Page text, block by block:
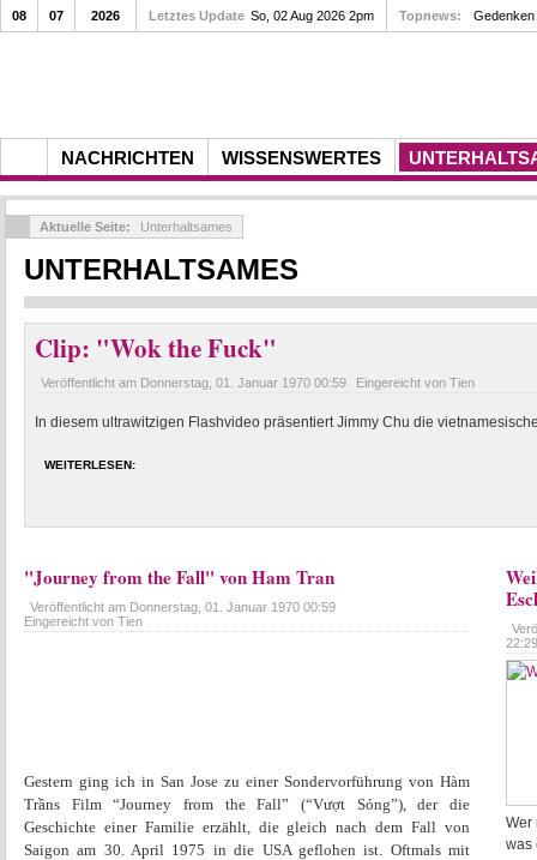
NACHRICHTEN WISSENSWERTES
08 07 2026 Letztes Update So, 02 Aug 2026 2pm Topnews: Gedenken
Aktuelle Seite: Unterhaltsames
UNTERHALTSAMES
Clip: "Wok the Fuck"
Veröffentlicht am Donnerstag, 01. Januar 1970 00:59 Eingereicht von Tien
In diesem ultrawitzigen Flashvideo präsentiert Jimmy Chu die
WEITERLESEN:
"Journey from the Fall" von Ham Tran
Veröffentlicht am Donnerstag, 01. Januar 1970 00:59
Eingereicht von Tien
Gestern ging ich in San Jose zu einer Sondervorführung von Hàm
Trầns Film “Journey from the Fall” (“Vượt Sóng”), der die
Geschichte einer Familie erzählt, die gleich nach dem Fall von
Saigon am 30. April 1975 in die USA geflohen ist. Oftmals mit
Wer
was